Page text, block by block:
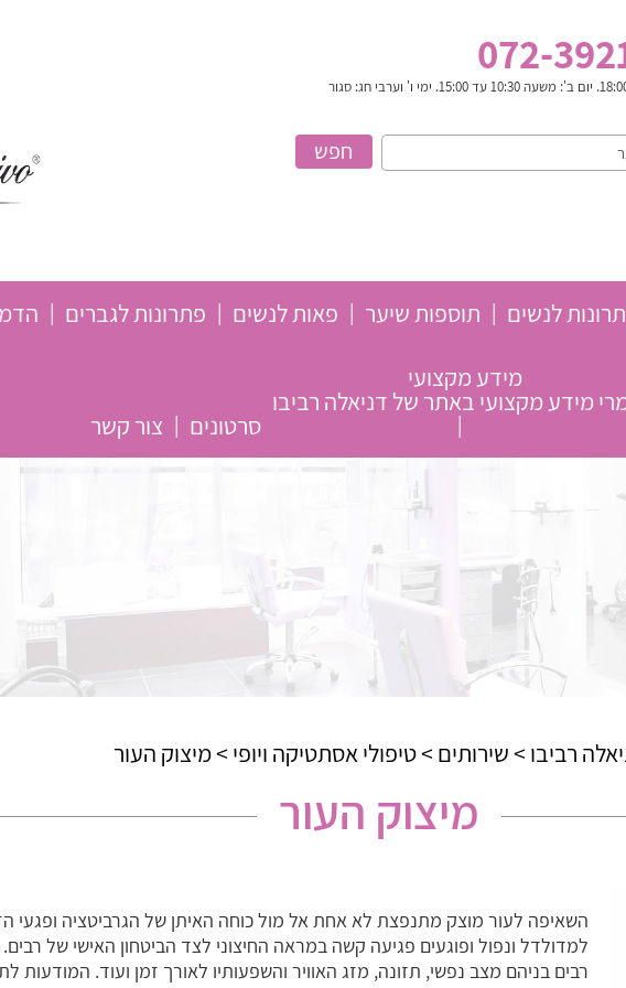
072-
לנשים תוספות שיער פאות לנשים פתרונות לגברים
מידע מקצועי
מידע מקצועי באתר של דניאלה רביבו
סרטונים צור קשר
רביבו >שירותים >טיפולי אסתטיקה ויופי >מיצוק העור
מיצוק העור
השאיפה לעור מוצק מתנפצת לא אחת אל מול כוחה האיתן של הגרביטציה ופגעי
למדולדל ונפול ופוגעים פגיעה קשה במראה החיצוני לצד הביטחון האישי של
רבים בניהם מצב נפשי, תזונה, מזג האוויר והשפעותיו לאורך זמן ועוד. המודעות